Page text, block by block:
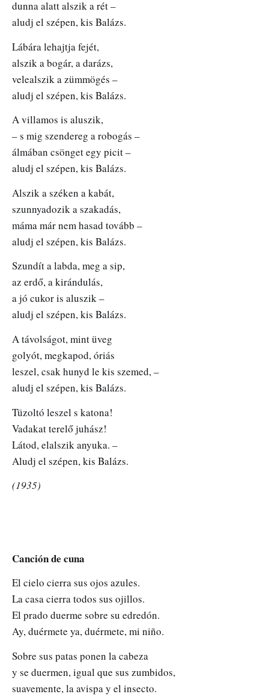
dunna alatt alszik a rét –
aludj el szépen, kis Balázs.
Lábára lehajtja fejét,
alszik a bogár, a darázs,
velealszik a zümmögés –
aludj el szépen, kis Balázs.
A villamos is aluszik,
– s mig szendereg a robogás –
álmában csönget egy picit –
aludj el szépen, kis Balázs.
Alszik a széken a kabát,
szunnyadozik a szakadás,
máma már nem hasad tovább –
aludj el szépen, kis Balázs.
Szundít a labda, meg a sip,
az erdő, a kirándulás,
a jó cukor is aluszik –
aludj el szépen, kis Balázs.
A távolságot, mint üveg
golyót, megkapod, óriás
leszel, csak hunyd le kis szemed, –
aludj el szépen, kis Balázs.
Tüzoltó leszel s katona!
Vadakat terelő juhász!
Látod, elalszik anyuka. –
Aludj el szépen, kis Balázs.
(1935)
Canción de cuna
El cielo cierra sus ojos azules.
La casa cierra todos sus ojillos.
El prado duerme sobre su edredón.
Ay, duérmete ya, duérmete, mi niño.
Sobre sus patas ponen la cabeza
y se duermen, igual que sus zumbidos,
suavemente, la avispa y el insecto.